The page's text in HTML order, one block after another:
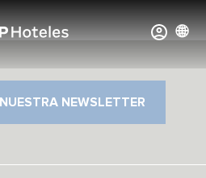
NEWSLETTER